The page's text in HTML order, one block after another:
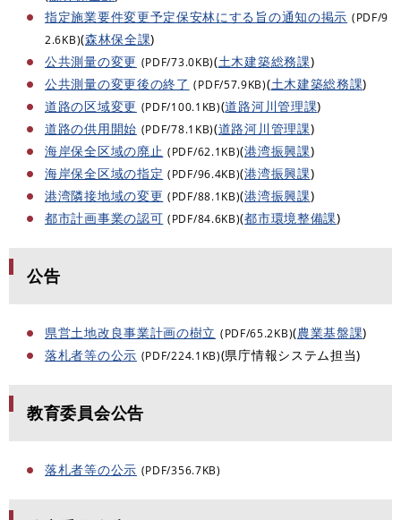
指定施業要件変更予定保安林にする旨の通知の掲示 (PDF/9
2.6KB)(森林保全課)
公共測量の変更 (PDF/73.0KB)(土木建築総務課)
公共測量の変更後の終了 (PDF/57.9KB)(土木建築総務課)
道路の区域変更 (PDF/100.1KB)(道路河川管理課)
道路の供用開始 (PDF/78.1KB)(道路河川管理課)
海岸保全区域の廃止 (PDF/62.1KB)(港湾振興課)
海岸保全区域の指定 (PDF/96.4KB)(港湾振興課)
港湾隣接地域の変更 (PDF/88.1KB)(港湾振興課)
都市計画事業の認可 (PDF/84.6KB)(都市環境整備課)
公告
県営土地改良事業計画の樹立 (PDF/65.2KB)(農業基盤課)
落札者等の公示 (PDF/224.1KB)(県庁情報システム担当)
教育委員会公告
落札者等の公示 (PDF/356.7KB)